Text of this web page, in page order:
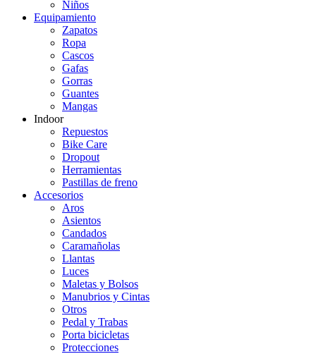
Niños
Equipamiento
Zapatos
Ropa
Cascos
Gafas
Gorras
Guantes
Mangas
Indoor
Repuestos
Bike Care
Dropout
Herramientas
Pastillas de freno
Accesorios
Aros
Asientos
Candados
Caramañolas
Llantas
Luces
Maletas y Bolsos
Manubrios y Cintas
Otros
Pedal y Trabas
Porta bicicletas
Protecciones